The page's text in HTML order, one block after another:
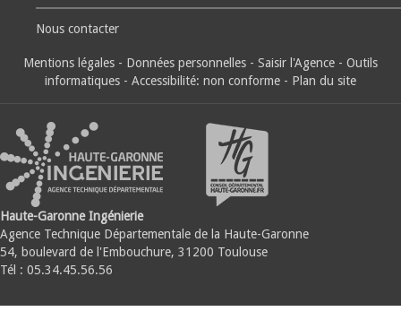
Nous contacter
Mentions légales - Données personnelles - Saisir l'Agence - Outils
informatiques - Accessibilité: non conforme - Plan du site
Haute-Garonne Ingénierie
Agence Technique Départementale de la Haute-Garonne
54, boulevard de l'Embouchure, 31200 Toulouse
Tél : 05.34.45.56.56